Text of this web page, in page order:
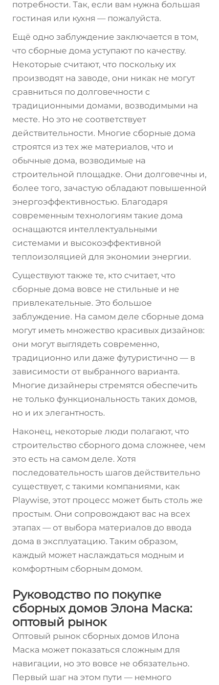
потребности. Так, если вам нужна большая
гостиная или кухня — пожалуйста.
Ещё одно заблуждение заключается в том,
что сборные дома уступают по качеству.
Некоторые считают, что поскольку их
производят на заводе, они никак не могут
сравниться по долговечности с
традиционными домами, возводимыми на
месте. Но это не соответствует
действительности. Многие сборные дома
строятся из тех же материалов, что и
обычные дома, возводимые на
строительной площадке. Они долговечны и,
более того, зачастую обладают повышенной
энергоэффективностью. Благодаря
современным технологиям такие дома
оснащаются интеллектуальными
системами и высокоэффективной
теплоизоляцией для экономии энергии.
Существуют также те, кто считает, что
сборные дома вовсе не стильные и не
привлекательные. Это большое
заблуждение. На самом деле сборные дома
могут иметь множество красивых дизайнов:
они могут выглядеть современно,
традиционно или даже футуристично — в
зависимости от выбранного варианта.
Многие дизайнеры стремятся обеспечить
не только функциональность таких домов,
но и их элегантность.
Наконец, некоторые люди полагают, что
строительство сборного дома сложнее, чем
это есть на самом деле. Хотя
последовательность шагов действительно
существует, с такими компаниями, как
Playwise, этот процесс может быть столь же
простым. Они сопровождают вас на всех
этапах — от выбора материалов до ввода
дома в эксплуатацию. Таким образом,
каждый может наслаждаться модным и
комфортным сборным домом.
Руководство по покупке
сборных домов Элона Маска:
оптовый рынок
Оптовый рынок сборных домов Илона
Маска может показаться сложным для
навигации, но это вовсе не обязательно.
Первый шаг на этом пути — немного